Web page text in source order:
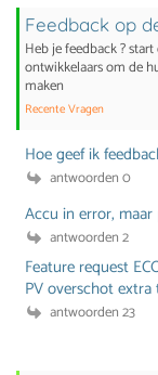
Feedback op
Heb je feedback ?
ontwikkelaars om de
maken
Recente Vragen
Hoe geef ik
antwoorden 0
Accu in error,
antwoorden 2
Feature request
PV overschot extra
antwoorden 23